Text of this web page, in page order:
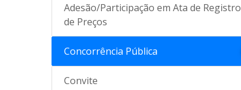
Adesão/Participação em Ata de Registro
de Preços
Concorrência Pública
Convite